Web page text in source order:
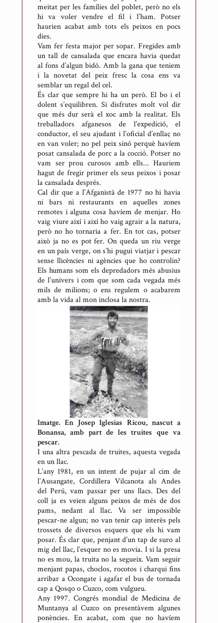
meitat per les famílies del poblet, però no els
hi va voler vendre el fil i l’ham. Potser
haurien acabat amb tots els peixos en pocs
dies.
Vam fer festa major per sopar. Fregides amb
un tall de cansalada que encara havia quedat
al fons d’algun bidó. Amb la gana que teniem
i la novetat del peix fresc la cosa ens va
semblar un regal del cel.
És clar que sempre hi ha un però. El bo i el
dolent s’equilibren. Si disfrutes molt vol dir
que més dur serà el xoc amb la realitat. Els
treballadors afganesos de l’expedició, el
conductor, el seu ajudant i l’oficial d’enllaç no
en van voler; no pel peix sinó perquè havíem
posat cansalada de porc a la cocció. Potser no
vam ser prou curosos amb ells... Hauriem
hagut de fregir primer els seus peixos i posar
la cansalada després.
Cal dir que a l’Afganistà de 1977 no hi havia
ni bars ni restaurants en aquelles zones
remotes i alguna cosa havíem de menjar. Ho
vaig viure així i així ho vaig agrair a la natura,
però no ho tornaria a fer. En tot cas, potser
això ja no es pot fer. On queda un riu verge
en un país verge, on s’hi pugui viatjar i pescar
sense llicències ni agències que ho controlin?
Els humans som els depredadors més abusius
de l’univers i com que som cada vegada més
mils de milions; o ens regulem o acabarem
amb la vida al mon inclosa la nostra.
Imatge. En Josep Iglesias Ricou, nascut a
Bonansa, amb part de les truites que va
pescar.
I una altra pescada de truites, aquesta vegada
en un llac.
L’any 1981, en un intent de pujar al cim de
l’Ausangate, Cordillera Vilcanota als Andes
del Perú, vam passar per uns llacs. Des del
coll ja es veien alguns peixos de més de dos
pams, nedant al llac. Va ser impossible
pescar-ne algun; no van tenir cap interès pels
trossets de diversos esquers que els hi vam
posar. És clar que, penjant d’un tap de suro al
mig del llac, l’esquer no es movia. I si la presa
no es mou, la truita no la segueix. Vam seguir
menjant papas, choclos, rocotos i charqui fins
arribar a Ocongate i agafar el bus de tornada
cap a Qosqo o Cuzco, com vulgueu.
Any 1997. Congrés mondial de Medicina de
Muntanya al Cuzco on presentàvem algunes
ponències. En acabat, com que no havíem